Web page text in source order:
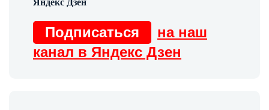
Подписаться
на наш
канал в Яндекс Дзен